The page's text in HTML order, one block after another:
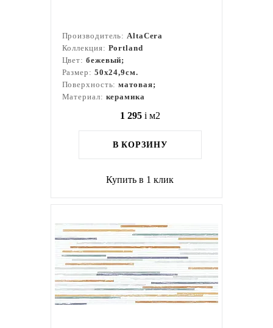
Производитель:AltaCera
Коллекция: Portland
Цвет: бежевый;
Размер: 50x24,9см.
Поверхность:матовая;
Материал: керамика
1 295 i м2
В КОРЗИНУ
Купить в 1 клик